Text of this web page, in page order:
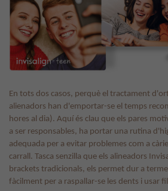
En tots dos casos, perquè el tractament
alienadors han d'emportar-se el temps
hores al dia). Aquí és clau que els pares
a ser responsables, ha portar una rutina
adequada per a evitar problemes com a
carrall. Tasca senzilla que els alineadors
brackets tradicionals, els permet dur a
fàcilment per a raspallar-se les dents i usar